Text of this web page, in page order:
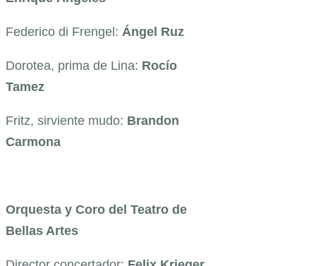
Federico di Frengel: Ángel Ruz
Dorotea, prima de Lina: Rocío
Tamez
Fritz, sirviente mudo: Brandon
Carmona
Orquesta y Coro del Teatro de
Bellas Artes